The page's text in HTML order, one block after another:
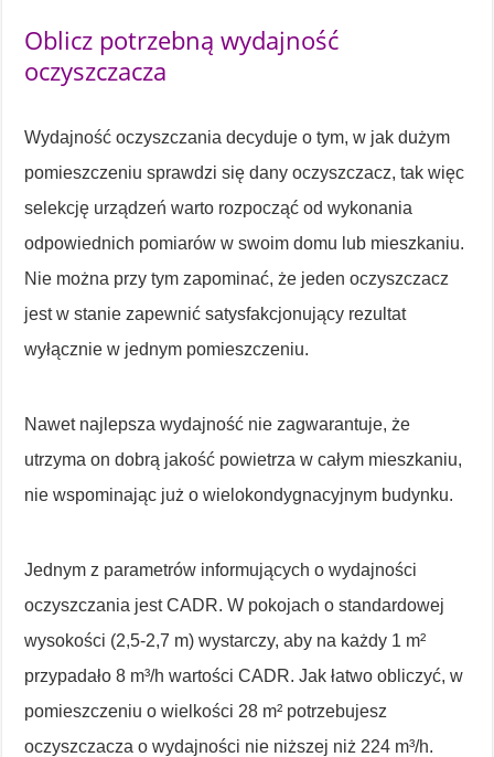
Oblicz potrzebną wydajność
oczyszczacza
Wydajność oczyszczania decyduje o tym, w jak dużym
pomieszczeniu sprawdzi się dany oczyszczacz, tak więc
selekcję urządzeń warto rozpocząć od wykonania
odpowiednich pomiarów w swoim domu lub mieszkaniu.
Nie można przy tym zapominać, że jeden oczyszczacz
jest w stanie zapewnić satysfakcjonujący rezultat
wyłącznie w jednym pomieszczeniu.
Nawet najlepsza wydajność nie zagwarantuje, że
utrzyma on dobrą jakość powietrza w całym mieszkaniu,
nie wspominając już o wielokondygnacyjnym budynku.
Jednym z parametrów informujących o wydajności
oczyszczania jest CADR. W pokojach o standardowej
wysokości (2,5-2,7 m) wystarczy, aby na każdy 1 m²
przypadało 8 m³/h wartości CADR. Jak łatwo obliczyć, w
pomieszczeniu o wielkości 28 m² potrzebujesz
oczyszczacza o wydajności nie niższej niż 224 m³/h.